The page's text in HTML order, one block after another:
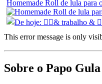
Homemade Roll de lula para
This error message is only
Sobre o Papo Gula